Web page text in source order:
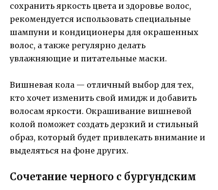
сохранить яркость цвета и здоровье волос,
рекомендуется использовать специальные
шампуни и кондиционеры для окрашенных
волос, а также регулярно делать
увлажняющие и питательные маски.
Вишневая кола — отличный выбор для тех,
кто хочет изменить свой имидж и добавить
волосам яркости. Окрашивание вишневой
колой поможет создать дерзкий и стильный
образ, который будет привлекать внимание и
выделяться на фоне других.
Сочетание черного с бургундским